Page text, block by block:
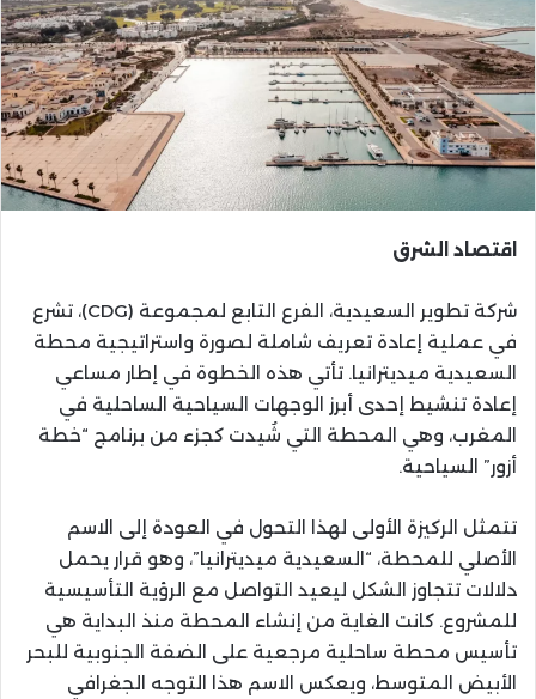
اقتصاد الشرق
شركة تطوير السعيدية، الفرع التابع لمجموعة (CDG)، تشرع
في عملية إعادة تعريف شاملة لصورة واستراتيجية محطة
السعيدية ميديترانيا. تأتي هذه الخطوة في إطار مساعي
إعادة تنشيط إحدى أبرز الوجهات السياحية الساحلية في
المغرب، وهي المحطة التي شُيدت كجزء من برنامج “خطة
أزور” السياحية.
تتمثل الركيزة الأولى لهذا التحول في العودة إلى الاسم
الأصلي للمحطة، “السعيدية ميديترانيا”، وهو قرار يحمل
دلالات تتجاوز الشكل ليعيد التواصل مع الرؤية التأسيسية
للمشروع. كانت الغاية من إنشاء المحطة منذ البداية هي
تأسيس محطة ساحلية مرجعية على الضفة الجنوبية للبحر
الأبيض المتوسط، ويعكس الاسم هذا التوجه الجغرافي